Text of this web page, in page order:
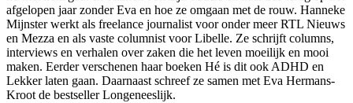
afgelopen jaar zonder Eva en hoe ze omgaan met de rouw. Hanneke
Mijnster werkt als freelance journalist voor onder meer RTL Nieuws
en Mezza en als vaste columnist voor Libelle. Ze schrijft columns,
interviews en verhalen over zaken die het leven moeilijk en mooi
maken. Eerder verschenen haar boeken Hé is dit ook ADHD en
Lekker laten gaan. Daarnaast schreef ze samen met Eva Hermans-
Kroot de bestseller Longeneeslijk.